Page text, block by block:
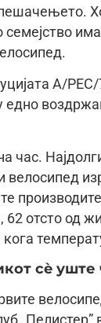
А/
едно
час.
отсто од
сè уште